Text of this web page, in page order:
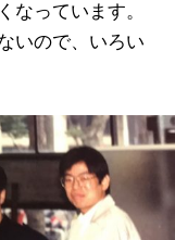
なっています。
いので、いろい